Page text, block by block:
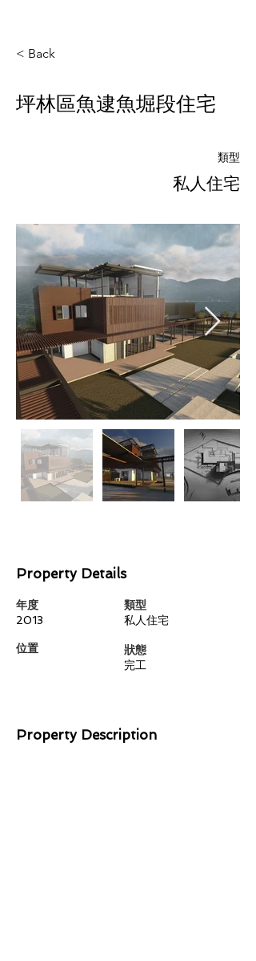
< Back
坪林區魚逮魚堀段住宅
類型
私人住宅
Property Details
年度
2013
​位置
類型
私人住宅
狀態
完工
Property Description